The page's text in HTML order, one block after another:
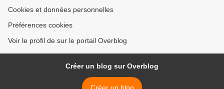
Cookies et données personnelles
Préférences cookies
Voir le profil de sur le portail Overblog
Créer un blog sur Overblog